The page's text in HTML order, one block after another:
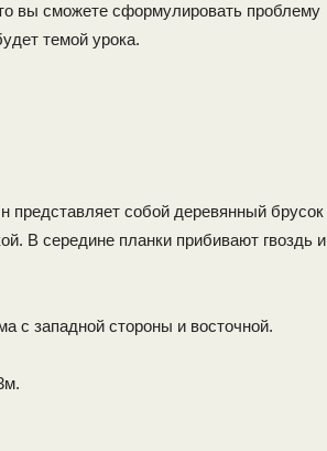
вы сможете сформулировать проблему
темой урока.
собой деревянный брусок
В середине планки прибивают гвоздь и
с западной стороны и восточной.